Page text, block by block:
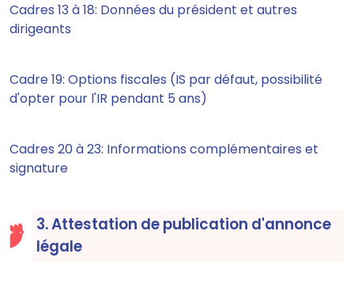
Cadres 13 à 18: Données du président et autres
dirigeants
Cadre 19: Options fiscales (IS par défaut, possibilité
d'opter pour l'IR pendant 5 ans)
Cadres 20 à 23: Informations complémentaires et
signature
3. Attestation de publication d'annonce
légale